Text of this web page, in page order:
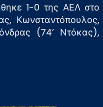
1-0 της ΑΕΛ στο
Κωνσταντόπουλος,
(74’ Ντόκας),